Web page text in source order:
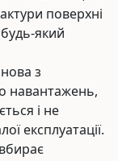
поверхні
який
з
навантажень,
і не
експлуатації.